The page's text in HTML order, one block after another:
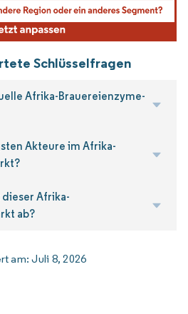
Schlüsselfragen
Afrika-Brauereienzyme-
Akteure im Afrika-
Afrika-
ab?
am:Juli 8, 2026